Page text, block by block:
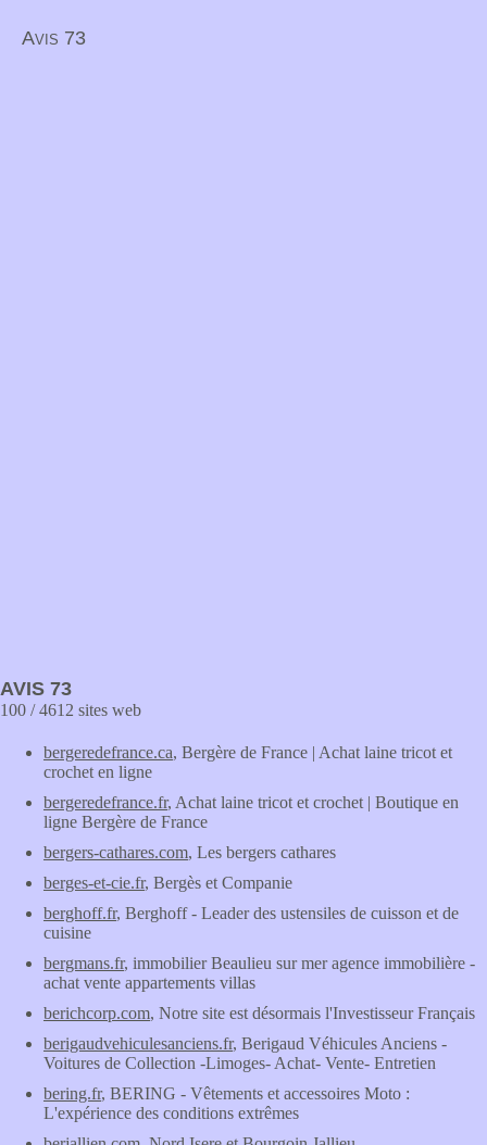
Avis 73
AVIS 73
100 / 4612 sites web
bergeredefrance.ca, Bergère de France | Achat laine tricot et
crochet en ligne
bergeredefrance.fr, Achat laine tricot et crochet | Boutique en
ligne Bergère de France
bergers-cathares.com, Les bergers cathares
berges-et-cie.fr, Bergès et Companie
berghoff.fr, Berghoff - Leader des ustensiles de cuisson et de
cuisine
bergmans.fr, immobilier Beaulieu sur mer agence immobilière -
achat vente appartements villas
berichcorp.com, Notre site est désormais l'Investisseur Français
berigaudvehiculesanciens.fr, Berigaud Véhicules Anciens -
Voitures de Collection -Limoges- Achat- Vente- Entretien
bering.fr, BERING - Vêtements et accessoires Moto :
L'expérience des conditions extrêmes